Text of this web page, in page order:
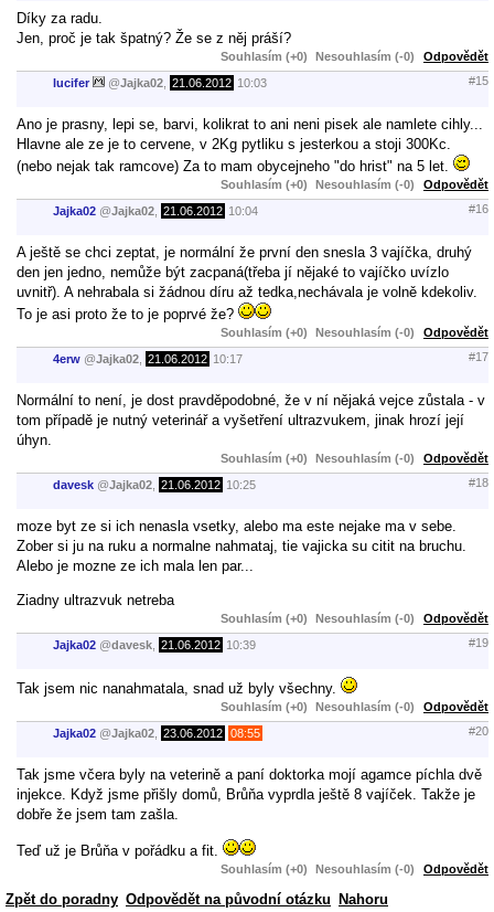
Díky za radu.
Jen, proč je tak špatný? Že se z něj práší?
Souhlasím (+0) Nesouhlasím (-0) Odpovědět
lucifer @Jajka02 21.06.2012 10:03 #15
Ano je prasny, lepi se, barvi, kolikrat to ani neni pisek ale namlete cihly...
Hlavne ale ze je to cervene, v 2Kg pytliku s jesterkou a stoji 300Kc.
(nebo nejak tak ramcove) Za to mam obycejneho "do hrist" na 5 let.
Souhlasím (+0) Nesouhlasím (-0) Odpovědět
Jajka02 @Jajka02 21.06.2012 10:04 #16
A ještě se chci zeptat, je normální že první den snesla 3 vajíčka, druhý
den jen jedno, nemůže být zacpaná(třeba jí nějaké to vajíčko uvízlo
uvnitř). A nehrabala si žádnou díru až tedka,nechávala je volně kdekoliv.
To je asi proto že to je poprvé že?
Souhlasím (+0) Nesouhlasím (-0) Odpovědět
4erw @Jajka02 21.06.2012 10:17 #17
Normální to není, je dost pravděpodobné, že v ní nějaká vejce zůstala - v
tom případě je nutný veterinář a vyšetření ultrazvukem, jinak hrozí její
úhyn.
Souhlasím (+0) Nesouhlasím (-0) Odpovědět
davesk @Jajka02 21.06.2012 10:25 #18
moze byt ze si ich nenasla vsetky, alebo ma este nejake ma v sebe.
Zober si ju na ruku a normalne nahmataj, tie vajicka su citit na bruchu.
Alebo je mozne ze ich mala len par...
Ziadny ultrazvuk netreba
Souhlasím (+0) Nesouhlasím (-0) Odpovědět
Jajka02 @davesk 21.06.2012 10:39 #19
Tak jsem nic nanahmatala, snad už byly všechny.
Souhlasím (+0) Nesouhlasím (-0) Odpovědět
Jajka02 @Jajka02 23.06.2012 08:55 #20
Tak jsme včera byly na veterině a paní doktorka mojí agamce píchla dvě
injekce. Když jsme přišly domů, Brůňa vyprdla ještě 8 vajíček. Takže je
dobře že jsem tam zašla.
Teď už je Brůňa v pořádku a fit.
Souhlasím (+0) Nesouhlasím (-0) Odpovědět
Zpět do poradny Odpovědět na původní otázku Nahoru